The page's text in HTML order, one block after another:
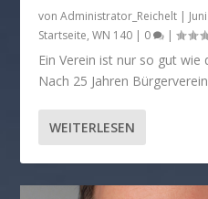
vonAdministrator_Reichelt |
Startseite,WN 140 | 0 |
Ein Verein ist nur so gut
Nach 25 Jahren
WEITERLESEN